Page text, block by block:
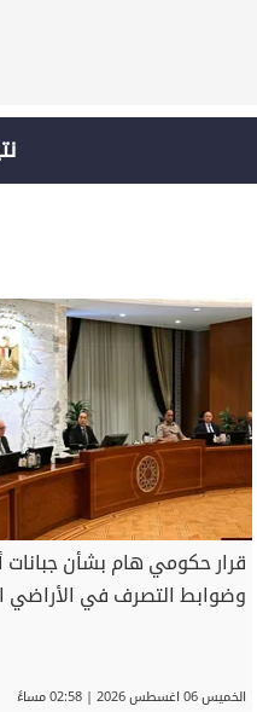
قرار حكومي هام بشأن جبانات
وضوابط التصرف في الأراضي
الخميس 06 اغسطس 2026 | 02:58 مساءً